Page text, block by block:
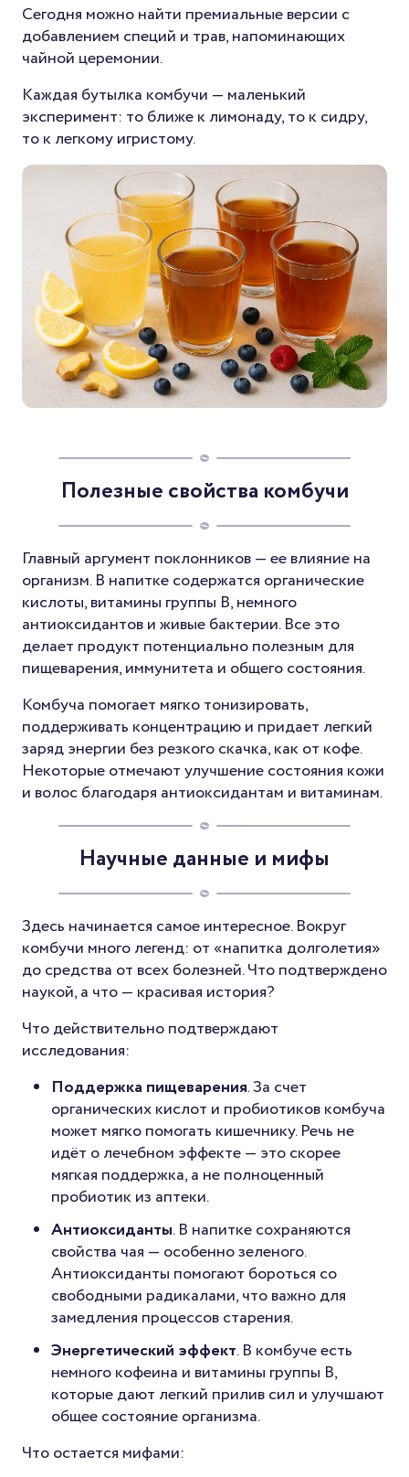
Сегодня можно найти премиальные версии с
добавлением специй и трав, напоминающих
чайной церемонии.
Каждая бутылка комбучи — маленький
эксперимент: то ближе к лимонаду, то к сидру,
то к легкому игристому.
Полезные свойства комбучи
Главный аргумент поклонников — ее влияние на
организм. В напитке содержатся органические
кислоты, витамины группы B, немного
антиоксидантов и живые бактерии. Все это
делает продукт потенциально полезным для
пищеварения, иммунитета и общего состояния.
Комбуча помогает мягко тонизировать,
поддерживать концентрацию и придает легкий
заряд энергии без резкого скачка, как от кофе.
Некоторые отмечают улучшение состояния кожи
и волос благодаря антиоксидантам и витаминам.
Научные данные и мифы
Здесь начинается самое интересное. Вокруг
комбучи много легенд: от «напитка долголетия»
до средства от всех болезней. Что подтверждено
наукой, а что — красивая история?
Что действительно подтверждают
исследования:
Поддержка пищеварения. За счет
органических кислот и пробиотиков комбуча
может мягко помогать кишечнику. Речь не
идёт о лечебном эффекте — это скорее
мягкая поддержка, а не полноценный
пробиотик из аптеки.
Антиоксиданты. В напитке сохраняются
свойства чая — особенно зеленого.
Антиоксиданты помогают бороться со
свободными радикалами, что важно для
замедления процессов старения.
Энергетический эффект. В комбуче есть
немного кофеина и витамины группы B,
которые дают легкий прилив сил и улучшают
общее состояние организма.
Что остается мифами: